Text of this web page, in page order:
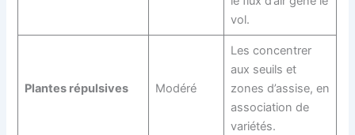
vol.
Plantes répulsives Modéré
Les concentrer
aux seuils et
zones d’assise, en
association de
variétés.